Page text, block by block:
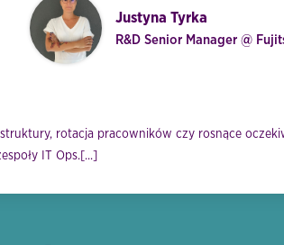
Justyna Tyrka
R&D Senior Manager @
rotacja pracowników czy rosnące
IT Ops.[...]